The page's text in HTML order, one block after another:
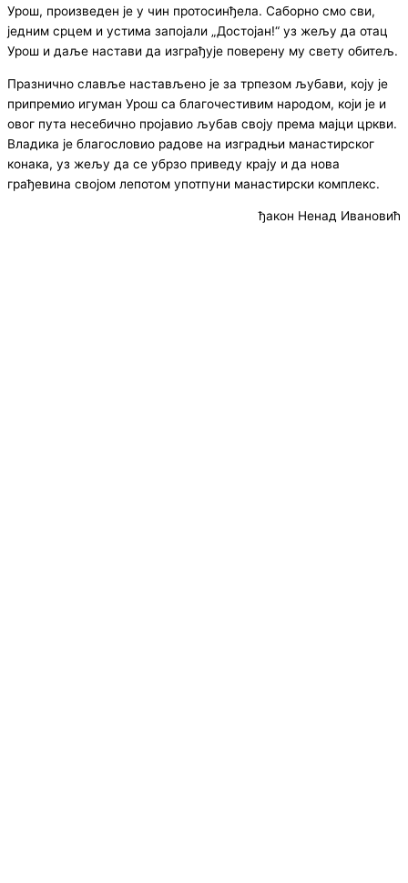
Урош, произведен је у чин протосинђела. Саборно смо сви,
једним срцем и устима запојали „Достојан!“ уз жељу да отац
Урош и даље настави да изграђује поверену му свету обитељ.
Празнично славље настављено је за трпезом љубави, коју је
припремио игуман Урош са благочестивим народом, који је и
овог пута несебично пројавио љубав своју према мајци цркви.
Владика је благословио радове на изградњи манастирског
конака, уз жељу да се убрзо приведу крају и да нова
грађевина својом лепотом употпуни манастирски комплекс.
ђакон Ненад Ивановић